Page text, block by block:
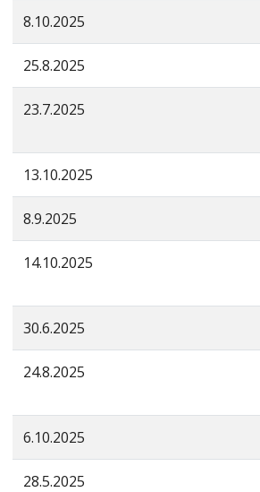
8.10.2025
25.8.2025
23.7.2025
13.10.2025
8.9.2025
14.10.2025
30.6.2025
24.8.2025
6.10.2025
28.5.2025